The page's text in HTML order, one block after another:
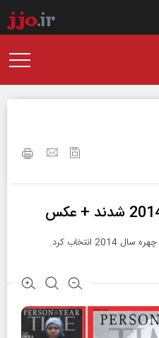
انتخاب کرد.